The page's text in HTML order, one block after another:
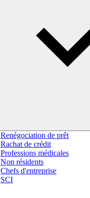
Renégociation de prêt
Rachat de crédit
Professions médicales
Non résidents
Chefs d'entreprise
SCI